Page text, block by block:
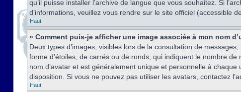
qu’il puisse installer l’archive de langue que vous souhaitez. Si
d’informations, veuillez vous rendre sur le site officiel (accessible
Haut
» Comment puis-je afficher une image associée à mon nom
Deux types d’images, visibles lors de la consultation de
forme d’étoiles, de carrés ou de ronds, qui indiquent le nombre
nom d’avatar et est généralement unique et personnelle à
disposition. Si vous ne pouvez pas utiliser les avatars, contactez
Haut